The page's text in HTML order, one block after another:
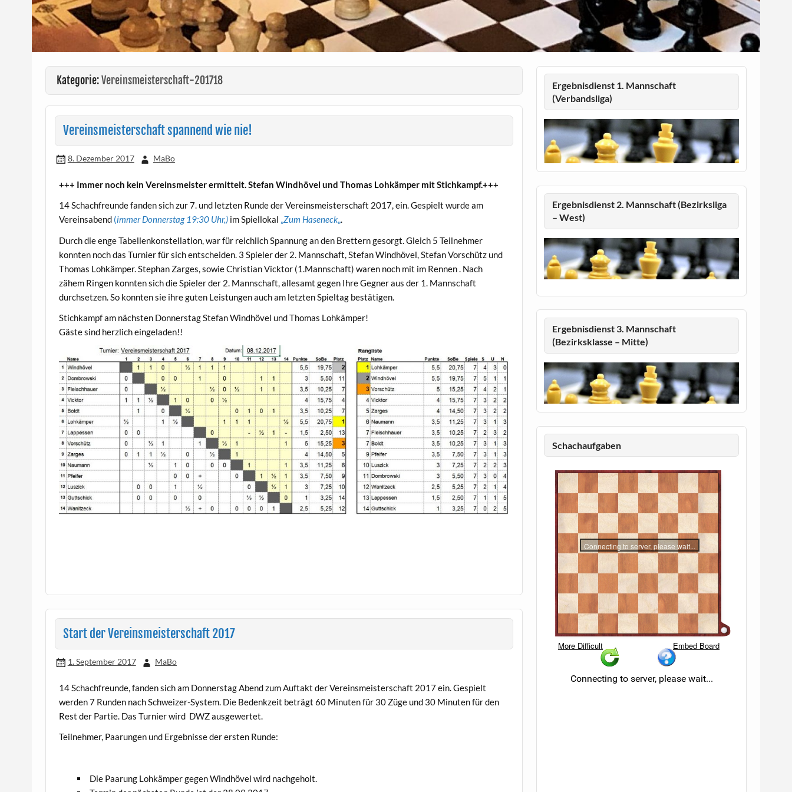
Kategorie:Vereinsmeisterschaft-201718
Vereinsmeisterschaft spannend wie nie!
8. Dezember 2017 MaBo
+++ Immer noch kein Vereinsmeister ermittelt. Stefan Windhövel und Thomas Lohkämper mit Stichkampf.+++
14 Schachfreunde fanden sich zur 7. und letzten Runde der Vereinsmeisterschaft 2017, ein. Gespielt wurde am
Vereinsabend (immer Donnerstag 19:30 Uhr,) im Spiellokal „Zum Haseneck„.
Durch die enge Tabellenkonstellation, war für reichlich Spannung an den Brettern gesorgt. Gleich 5 Teilnehmer
konnten noch das Turnier für sich entscheiden. 3 Spieler der 2. Mannschaft, Stefan Windhövel, Stefan Vorschütz und
Thomas Lohkämper. Stephan Zarges, sowie Christian Vicktor (1.Mannschaft) waren noch mit im Rennen . Nach
zähem Ringen konnten sich die Spieler der 2. Mannschaft, allesamt gegen Ihre Gegner aus der 1. Mannschaft
durchsetzen. So konnten sie ihre guten Leistungen auch am letzten Spieltag bestätigen.
Stichkampf am nächsten Donnerstag Stefan Windhövel und Thomas Lohkämper!
Gäste sind herzlich eingeladen!!
Start der Vereinsmeisterschaft 2017
1. September 2017 MaBo
14 Schachfreunde, fanden sich am Donnerstag Abend zum Auftakt der Vereinsmeisterschaft 2017 ein. Gespielt
werden 7 Runden nach Schweizer-System. Die Bedenkzeit beträgt 60 Minuten für 30 Züge und 30 Minuten für den
Rest der Partie. Das Turnier wird DWZ ausgewertet.
Teilnehmer, Paarungen und Ergebnisse der ersten Runde:
Die Paarung Lohkämper gegen Windhövel wird nachgeholt.
Ergebnisdienst 1. Mannschaft
(Verbandsliga)
Ergebnisdienst 2. Mannschaft (Bezirksliga
– West)
Ergebnisdienst 3. Mannschaft
(Bezirksklasse – Mitte)
Schachaufgaben